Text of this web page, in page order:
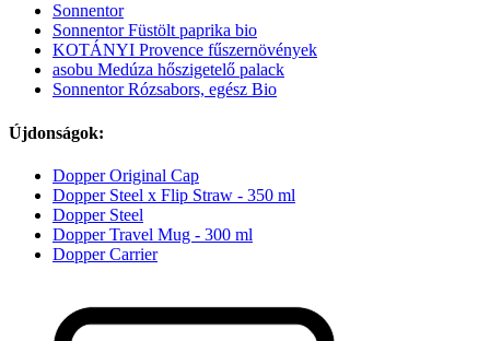
Sonnentor
Sonnentor Füstölt paprika bio
KOTÁNYI Provence fűszernövények
asobu Medúza hőszigetelő palack
Sonnentor Rózsabors, egész Bio
Újdonságok:
Dopper Original Cap
Dopper Steel x Flip Straw - 350 ml
Dopper Steel
Dopper Travel Mug - 300 ml
Dopper Carrier